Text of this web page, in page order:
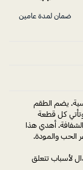
ضمان لمدة عامين
يضم الطقم
وتأتي كل قطعة
أهدي هذا
الحب والمودة.
لأسباب تتعلق